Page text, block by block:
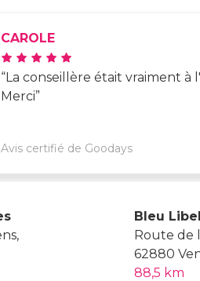
CAROLE
Avis certifié de Goodays
La conseillère était vraiment à
Merci
Bleu
Route de
62880
88,5 km